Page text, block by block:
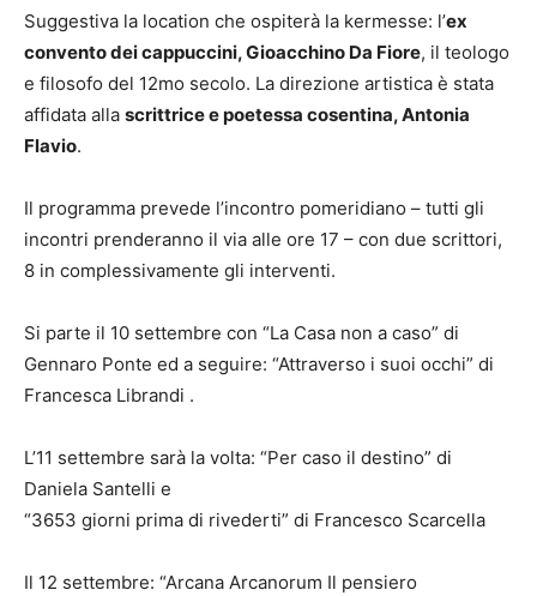
Suggestiva la location che ospiterà la kermesse: l’ex
convento dei cappuccini, Gioacchino Da Fiore, il teologo
e filosofo del 12mo secolo. La direzione artistica è stata
affidata alla scrittrice e poetessa cosentina, Antonia
Flavio.
Il programma prevede l’incontro pomeridiano – tutti gli
incontri prenderanno il via alle ore 17 – con due scrittori,
8 in complessivamente gli interventi.
Si parte il 10 settembre con “La Casa non a caso” di
Gennaro Ponte ed a seguire: “Attraverso i suoi occhi” di
Francesca Librandi .
L’11 settembre sarà la volta: “Per caso il destino” di
Daniela Santelli e
“3653 giorni prima di rivederti” di Francesco Scarcella
Il 12 settembre: “Arcana Arcanorum Il pensiero